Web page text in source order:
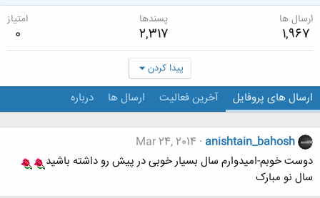
ارسال ها
1,967
پسندها
2,317
امتیاز
0
پیدا کردن
ارسال های پروفایل آخرین فعالیت ارسال ها درباره
anishtain_bahosh
Mar 24, 2014
دوست خوبم-امیدوارم سال بسیار خوبی در پیش رو داشته باشید
سال نو مبارک